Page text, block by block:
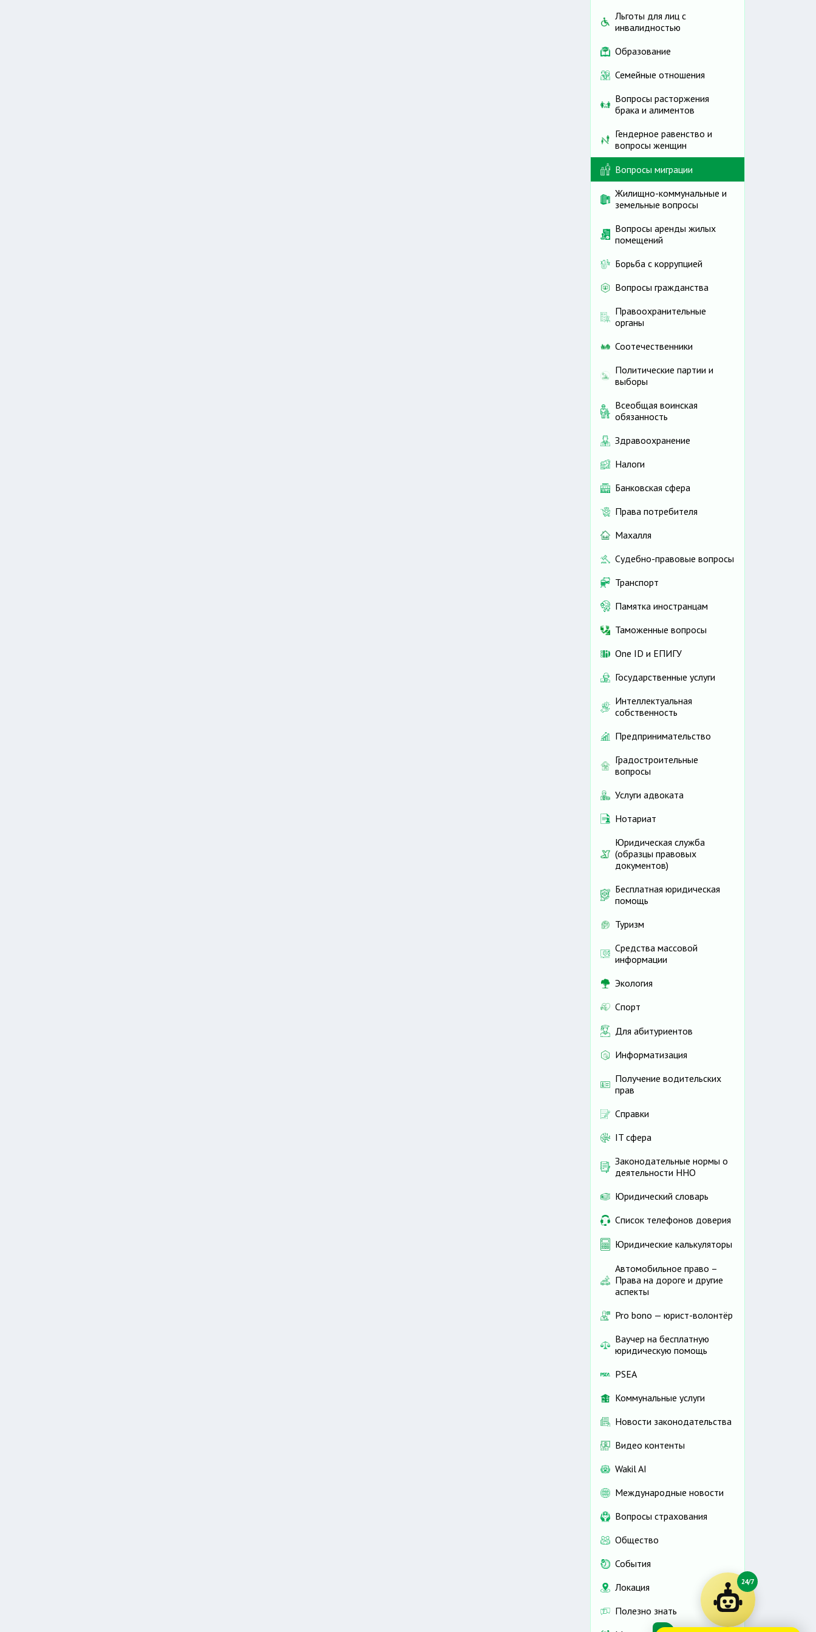
Льготы для лиц с
инвалидностью
Образование
Семейные отношения
Вопросы расторжения
брака и алиментов
Гендерное равенство и
вопросы женщин
Вопросы миграции
Жилищно-коммунальные и
земельные вопросы
Вопросы аренды жилых
помещений
Борьба с коррупцией
Вопросы гражданства
Правоохранительные
органы
Соотечественники
Политические партии и
выборы
Всеобщая воинская
обязанность
Здравоохранение
Налоги
Банковская сфера
Права потребителя
Махалля
Судебно-правовые вопросы
Транспорт
Памятка иностранцам
Таможенные вопросы
One ID и ЕПИГУ
Государственные услуги
Интеллектуальная
собственность
Предпринимательство
Градостроительные
вопросы
Услуги адвоката
Нотариат
Юридическая служба
(образцы правовых
документов)
Бесплатная юридическая
помощь
Туризм
Средства массовой
информации
Экология
Спорт
Для абитуриентов
Информатизация
Получение водительских
прав
Справки
IT сфера
Законодательные нормы о
деятельности ННО
Юридический словарь
Список телефонов доверия
Юридические калькуляторы
Автомобильное право –
Права на дороге и другие
аспекты
Pro bono — юрист-волонтёр
Ваучер на бесплатную
юридическую помощь
PSEA
Коммунальные услуги
Новости законодательства
Видео контенты
Wakil AI
Международные новости
Вопросы страхования
Общество
События
Локация
Полезно знать
24/7